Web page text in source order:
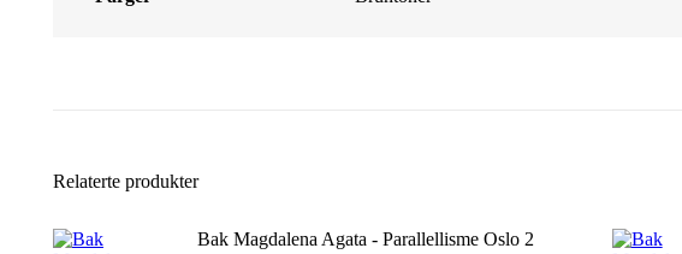
Relaterte produkter
Bak Magdalena Agata - Parallellisme Oslo 2